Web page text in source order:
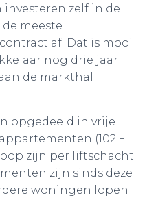
investeren zelf in de
meeste
af. Dat is mooi
nog drie jaar
de markthal
opgedeeld in vrije
(102 +
zijn per liftschacht
zijn sinds deze
woningen lopen